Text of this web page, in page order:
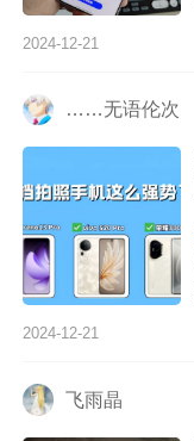
2024-12-21
……无语伦次
2024-12-21
飞雨晶